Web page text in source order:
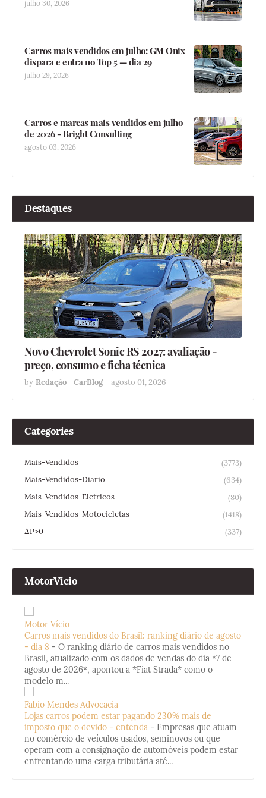
julho 30, 2026
Carros mais vendidos em julho: GM Onix
dispara e entra no Top 5 — dia 29
julho 29, 2026
Carros e marcas mais vendidos em julho
de 2026 - Bright Consulting
agosto 03, 2026
Destaques
Novo Chevrolet Sonic RS 2027: avaliação -
preço, consumo e ficha técnica
by Redação - CarBlog - agosto 01, 2026
Categories
Mais-Vendidos
(3773)
Mais-Vendidos-Diario
(634)
Mais-Vendidos-Eletricos
(80)
Mais-Vendidos-Motocicletas
(1418)
ΔP>0
(337)
MotorVicio
Motor Vício
Carros mais vendidos do Brasil: ranking diário de agosto
- dia 8 - O ranking diário de carros mais vendidos no
Brasil, atualizado com os dados de vendas do dia *7 de
agosto de 2026*, apontou a *Fiat Strada* como o
modelo m...
Fabio Mendes Advocacia
Lojas carros podem estar pagando 230% mais de
imposto que o devido - entenda - Empresas que atuam
no comércio de veículos usados, seminovos ou que
operam com a consignação de automóveis podem estar
enfrentando uma carga tributária até...